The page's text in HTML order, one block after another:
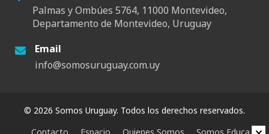
Palmas y Ombúes 5764, 11000 Montevideo,
Departamento de Montevideo, Uruguay
Email
info@somosuruguay.com.uy
© 2026 Somos Uruguay. Todos los derechos reservados.